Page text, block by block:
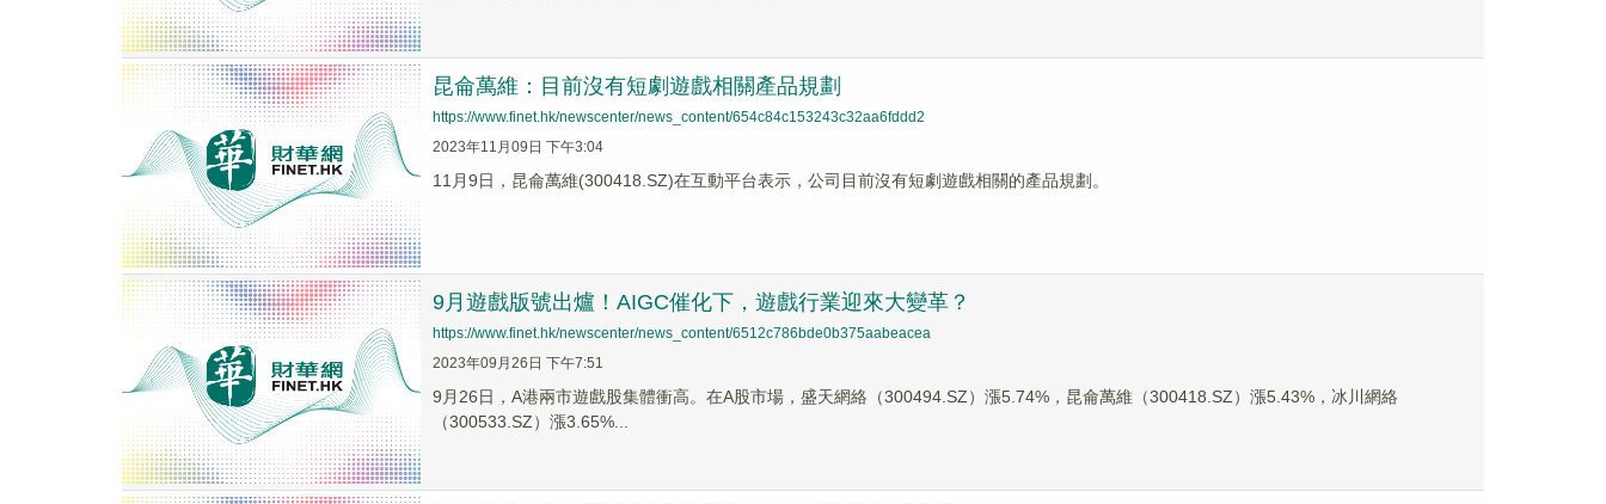
昆侖萬維：目前沒有短劇遊戲相關產品規劃
https://www.finet.hk/newscenter/news_content/654c84c153243c32aa6fddd2
2023年11月09日 下午3:04
11月9日，昆侖萬維(300418.SZ)在互動平台表示，公司目前沒有短劇遊戲相關的產品規劃。
9月遊戲版號出爐！AIGC催化下，遊戲行業迎來大變革？
https://www.finet.hk/newscenter/news_content/6512c786bde0b375aabeacea
2023年09月26日 下午7:51
9月26日，A港兩市遊戲股集體衝高。在A股市場，盛天網絡（300494.SZ）漲5.74%，昆侖萬維（300418.SZ）漲5.43%，冰川網絡
（300533.SZ）漲3.65%...